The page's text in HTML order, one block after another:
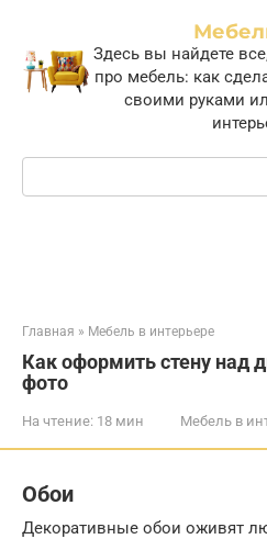
контенту
Здесь вы найдете
про мебель: как
своими руками
Поиск:
Главная » Мебель в интерьере
Как оформить стену над
фото
На чтение: 18 мин Мебель в
Обои
Декоративные обои оживят